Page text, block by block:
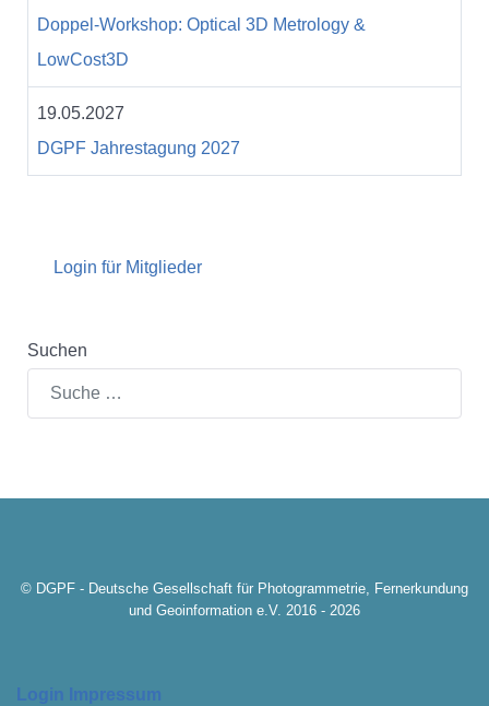
Doppel-Workshop: Optical 3D Metrology &
LowCost3D
19.05.2027
DGPF Jahrestagung 2027
Login für Mitglieder
Suchen
© DGPF - Deutsche Gesellschaft für Photogrammetrie, Fernerkundung
und Geoinformation e.V. 2016 - 2026
Login Impressum